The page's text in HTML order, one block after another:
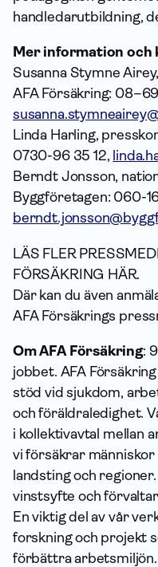
handledarutbildning,
Mer information och
Susanna Stymne
AFA Försäkring:
Linda Harling,
0730-96 35 12,
Berndt Jonsson,
Byggföretagen: 060-
LÄS FLER
FÖRSÄKRING HÄR.
Där kan du även
AFA Försäkrings
Om AFA Försäkring:
jobbet. AFA
stöd vid sjukdom,
och föräldraledighet.
i kollektivavtal mellan
vi försäkrar
landsting och
vinstsyfte och
En viktig del av vår
forskning och projekt
förbättra